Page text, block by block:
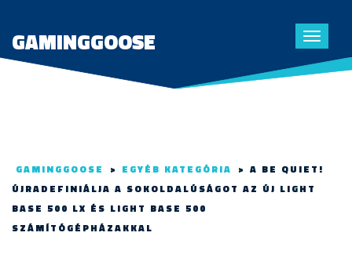
Toggle
GAMINGGOOSE
GAMINGGOOSE > EGYÉB KATEGÓRIA > A BE QUIET!
ÚJRADEFINIÁLJA A SOKOLDALÚSÁGOT AZ ÚJ LIGHT
BASE 500 LX ÉS LIGHT BASE 500
SZÁMÍTÓGÉPHÁZAKKAL